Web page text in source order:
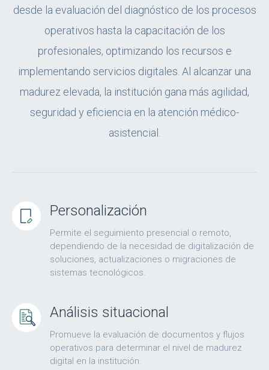
desde la evaluación del diagnóstico de los procesos
operativos hasta la capacitación de los
profesionales, optimizando los recursos e
implementando servicios digitales. Al alcanzar una
madurez elevada, la institución gana más agilidad,
seguridad y eficiencia en la atención médico-
asistencial.
Personalización
Permite el seguimiento presencial o remoto,
dependiendo de la necesidad de digitalización de
soluciones, actualizaciones o migraciones de
sistemas tecnológicos.
Análisis situacional
Promueve la evaluación de documentos y flujos
operativos para determinar el nivel de madurez
digital en la institución.